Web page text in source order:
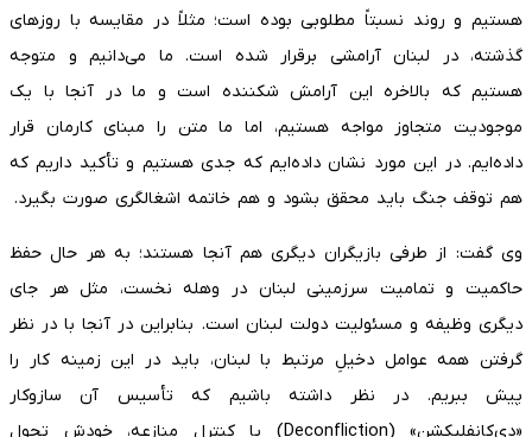
هستیم و روند نسبتاً مطلوبی بوده است؛ مثلاً در مقایسه با روزهای
گذشته، در لبنان آرامشی برقرار شده است. ما می‌دانیم و متوجه
هستیم که بالاخره این آرامش شکننده است و ما در آنجا با یک
موجودیت متجاوز مواجه هستیم، اما ما متن را مبنای کارمان قرار
داده‌ایم. در این مورد نشان داده‌ایم که جدی هستیم و تأکید داریم که
هم توقف جنگ باید محقق بشود و هم خاتمه اشغالگری صورت بگیرد.
وی گفت: از طرفی بازیگران دیگری هم آنجا هستند؛ به هر حال حفظ
حاکمیت و تمامیت سرزمینی لبنان در وهله نخست، مثل هر جای
دیگری وظیفه و مسئولیت دولت لبنان است. بنابراین در آنجا با در نظر
گرفتن همه عوامل دخیلِ مرتبط با لبنان، باید در این زمینه کار را
پیش ببریم. در نظر داشته باشیم که تأسیس آن سازوکار
«دی‌کانفلیکشن» (Deconfliction) یا کنترل منازعه، خودش تحول